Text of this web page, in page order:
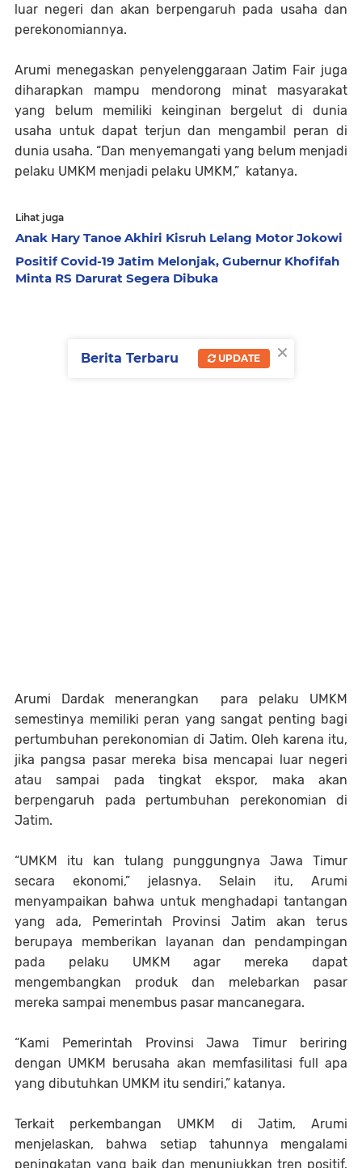
luar negeri dan akan berpengaruh pada usaha dan
perekonomiannya.
Arumi menegaskan penyelenggaraan Jatim Fair juga
diharapkan mampu mendorong minat masyarakat
yang belum memiliki keinginan bergelut di dunia
usaha untuk dapat terjun dan mengambil peran di
dunia usaha. “Dan menyemangati yang belum menjadi
pelaku UMKM menjadi pelaku UMKM,” katanya.
Lihat juga
Anak Hary Tanoe Akhiri Kisruh Lelang Motor Jokowi
Positif Covid-19 Jatim Melonjak, Gubernur Khofifah
Minta RS Darurat Segera Dibuka
Arumi Dardak menerangkan para pelaku UMKM
semestinya memiliki peran yang sangat penting bagi
pertumbuhan perekonomian di Jatim. Oleh karena itu,
jika pangsa pasar mereka bisa mencapai luar negeri
atau sampai pada tingkat ekspor, maka akan
berpengaruh pada pertumbuhan perekonomian di
Jatim.
“UMKM itu kan tulang punggungnya Jawa Timur
secara ekonomi,” jelasnya. Selain itu, Arumi
menyampaikan bahwa untuk menghadapi tantangan
yang ada, Pemerintah Provinsi Jatim akan terus
berupaya memberikan layanan dan pendampingan
pada pelaku UMKM agar mereka dapat
mengembangkan produk dan melebarkan pasar
mereka sampai menembus pasar mancanegara.
“Kami Pemerintah Provinsi Jawa Timur beriring
dengan UMKM berusaha akan memfasilitasi full apa
yang dibutuhkan UMKM itu sendiri,” katanya.
Terkait perkembangan UMKM di Jatim, Arumi
menjelaskan, bahwa setiap tahunnya mengalami
peningkatan yang baik dan menunjukkan tren positif.
×
Berita Terbaru UPDATE